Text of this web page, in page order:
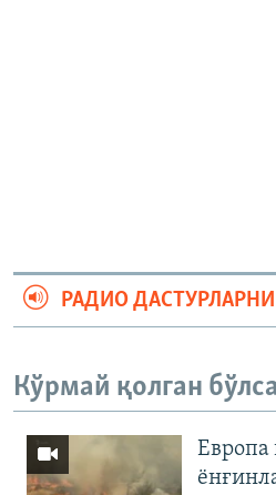
РАДИО
Кўрмай қолган